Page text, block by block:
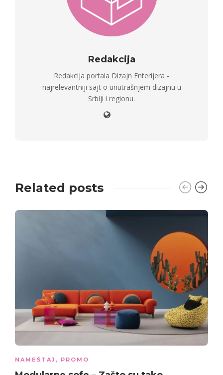
Redakcija
Redakcija portala Dizajn Enterijera -
najrelevantniji sajt o unutrašnjem dizajnu u
Srbiji i regionu.
Related posts
NAMEŠTAJ , PROMO